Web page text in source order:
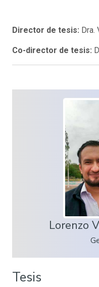
Director de tesis: Dra.
Co-director de tesis:
Lorenzo
Tesis